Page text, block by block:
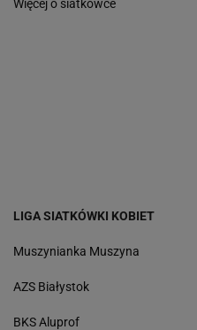
Więcej o siatkówce
LIGA SIATKÓWKI KOBIET
Muszynianka Muszyna
AZS Białystok
BKS Aluprof